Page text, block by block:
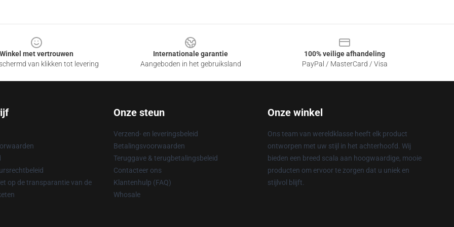
Winkel met vertrouwen
van klikken tot levering
Internationale garantie
Aangeboden in het gebruiksland
100% veilige afhandeling
PayPal / MasterCard / Visa
op de transparantie van de
Onze steun
Verzend- en leveringsbeleid
Betalingsvoorwaarden
Teruggave & terugbetalingsbeleid
Contacteer ons
Klantenhulp (FAQ)
Whosale
Onze winkel
Ons team van wereldklasse heeft elk product
ontworpen met uw stijl in het achterhoofd. Wij
bieden een breed scala aan hoogwaardige, mooie
producten om ervoor te zorgen dat u uniek en
stijlvol blijft.